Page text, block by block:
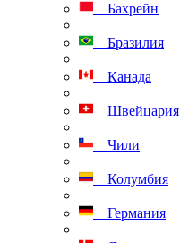
Бахрейн
Бразилия
Канада
Швейцария
Чили
Колумбия
Германия